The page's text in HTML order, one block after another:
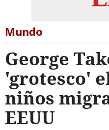
Mundo
George
'grotesco'
niños
EEUU